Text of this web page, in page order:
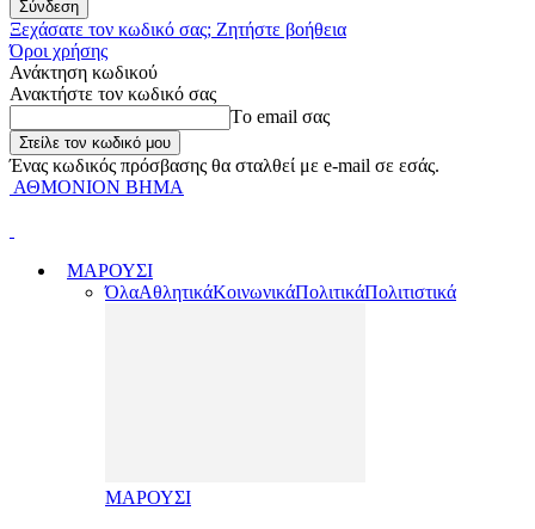
Ξεχάσατε τον κωδικό σας; Ζητήστε βοήθεια
Όροι χρήσης
Ανάκτηση κωδικού
Ανακτήστε τον κωδικό σας
Tο email σας
Ένας κωδικός πρόσβασης θα σταλθεί με e-mail σε εσάς.
ΑΘΜΟΝΙΟΝ ΒΗΜΑ
ΜΑΡΟΥΣΙ
ΌλαΑθλητικάΚοινωνικάΠολιτικάΠολιτιστικά
ΜΑΡΟΥΣΙ